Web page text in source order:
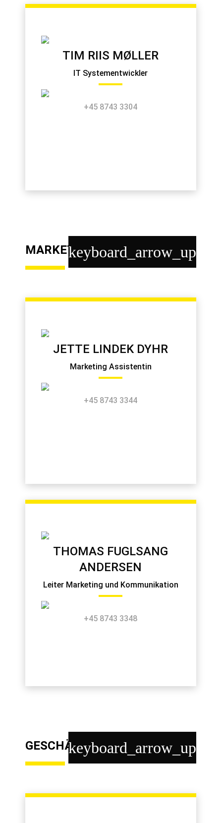
TIM RIIS MØLLER
IT Systementwickler
+45 8743 3304
MARKETINGkeyboard_arrow_up
JETTE LINDEK DYHR
Marketing Assistentin
+45 8743 3344
THOMAS FUGLSANG
ANDERSEN
Leiter Marketing und Kommunikation
+45 8743 3348
GESCHÄFTSLEITUNG
keyboard_arrow_up